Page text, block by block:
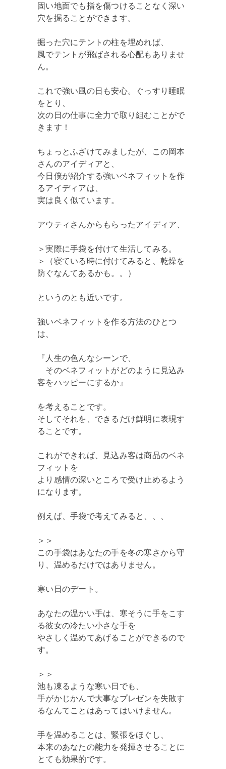
固い地面でも指を傷つけることなく深い
穴を掘ることができます。
掘った穴にテントの柱を埋めれば、
風でテントが飛ばされる心配もありませ
ん。
これで強い風の日も安心。ぐっすり睡眠
をとり、
次の日の仕事に全力で取り組むことがで
きます！
ちょっとふざけてみましたが、この岡本
さんのアイディアと、
今日僕が紹介する強いベネフィットを作
るアイディアは、
実は良く似ています。
アウティさんからもらったアイディア、
＞実際に手袋を付けて生活してみる。
＞（寝ている時に付けてみると、乾燥を
防ぐなんてあるかも。。）
というのとも近いです。
強いベネフィットを作る方法のひとつ
は、
『人生の色んなシーンで、
そのベネフィットがどのように見込み
客をハッピーにするか』
を考えることです。
そしてそれを、できるだけ鮮明に表現す
ることです。
これができれば、見込み客は商品のベネ
フィットを
より感情の深いところで受け止めるよう
になります。
例えば、手袋で考えてみると、、、
＞＞
この手袋はあなたの手を冬の寒さから守
り、温めるだけではありません。
寒い日のデート。
あなたの温かい手は、寒そうに手をこす
る彼女の冷たい小さな手を
やさしく温めてあげることができるので
す。
＞＞
池も凍るような寒い日でも、
手がかじかんで大事なプレゼンを失敗す
るなんてことはあってはいけません。
手を温めることは、緊張をほぐし、
本来のあなたの能力を発揮させることに
とても効果的です。